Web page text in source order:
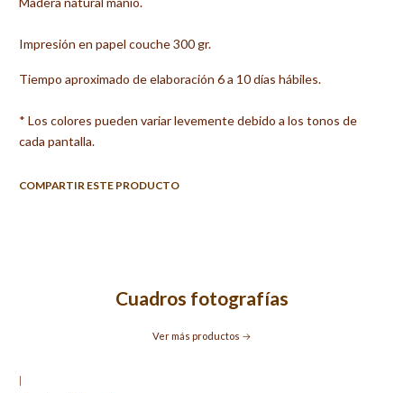
Impresión en papel couche 300 gr.
Tiempo aproximado de elaboración 6 a 10 días hábiles.
* Los colores pueden variar levemente debido a los tonos de
cada pantalla.
COMPARTIR ESTE PRODUCTO
Cuadros fotografías
Ver más productos